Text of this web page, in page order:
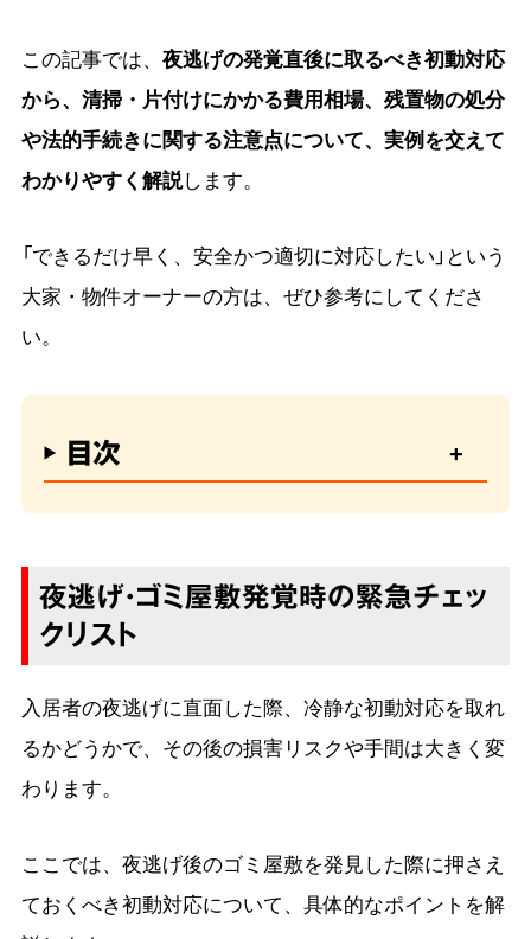
この記事では、 夜逃げの発覚直後に取るべき初動対応
から、清掃・片付けにかかる費用相場、残置物の処分
や法的手続きに関する注意点について、実例を交えて
わかりやすく解説します。
「できるだけ早く、安全かつ適切に対応したい」という
大家・物件オーナーの方は、ぜひ参考にしてくださ
い。
目次
夜逃げ・ゴミ屋敷発覚時の緊急チェッ
クリスト
入居者の夜逃げに直面した際、冷静な初動対応を取れ
るかどうかで、その後の損害リスクや手間は大きく変
わります。
ここでは、夜逃げ後のゴミ屋敷を発見した際に押さえ
ておくべき初動対応について、具体的なポイントを解